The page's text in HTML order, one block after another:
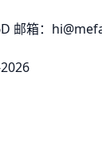
邮箱：